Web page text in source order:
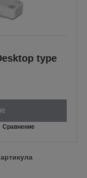
type
Сравнение